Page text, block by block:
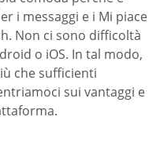
i messaggi e i Mi piace
Non ci sono difficoltà
o iOS. In tal modo,
che sufficienti
sui vantaggi e